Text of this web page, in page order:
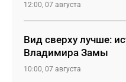
12:00, 07 августа
Вид сверху лучше:
Владимира Замы
10:00, 07 августа